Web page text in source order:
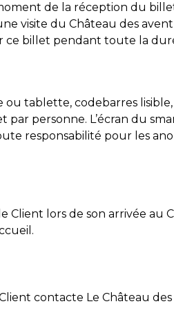
de la réception du
visite du Château des
ce billet pendant toute la
tablette, codebarres
par personne. L’écran du
responsabilité pour les
Client lors de son arrivée
contacte Le Château des